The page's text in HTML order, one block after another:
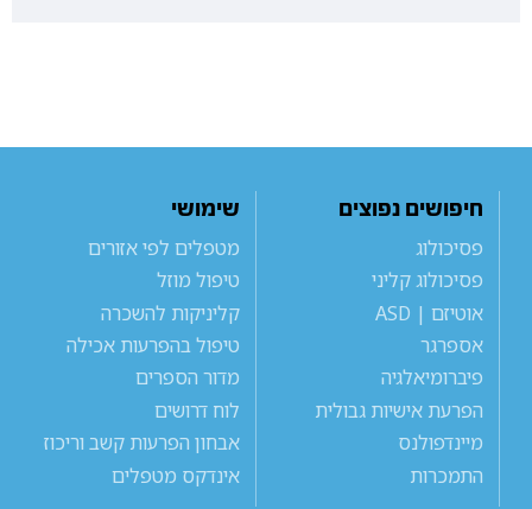
חיפושים נפוצים
פסיכולוג
פסיכולוג קליני
אוטיזם | ASD
אספרגר
פיברומיאלגיה
הפרעת אישיות גבולית
מיינדפולנס
התמכרות
שימושי
מטפלים לפי אזורים
טיפול מוזל
קליניקות להשכרה
טיפול בהפרעות אכילה
מדור הספרים
לוח דרושים
אבחון הפרעות קשב וריכוז
אינדקס מטפלים